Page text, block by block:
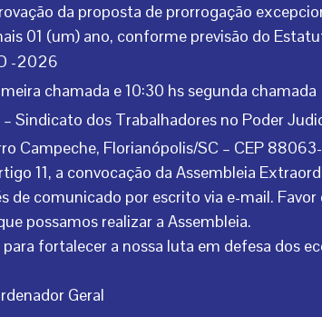
da proposta de prorrogação
01 (um) ano, conforme previsão do
-2026
chamada e 10:30 hs segunda chamada
– Sindicato dos Trabalhadores no Poder
Campeche, Florianópolis/SC – CEP
11, a convocação da Assembleia
de comunicado por escrito via e-mail.
possamos realizar a Assembleia.
para fortalecer a nossa luta em defesa dos
Geral